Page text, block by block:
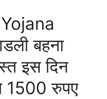
बहना
इस दिन
1500 रुपए